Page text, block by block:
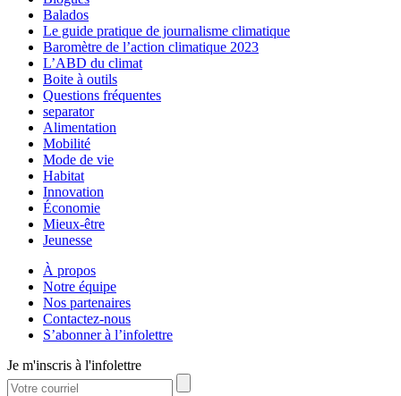
Balados
Le guide pratique de journalisme climatique
Baromètre de l’action climatique 2023
L’ABD du climat
Boite à outils
Questions fréquentes
separator
Alimentation
Mobilité
Mode de vie
Habitat
Innovation
Économie
Mieux-être
Jeunesse
À propos
Notre équipe
Nos partenaires
Contactez-nous
S’abonner à l’infolettre
Je m'inscris à l'infolettre